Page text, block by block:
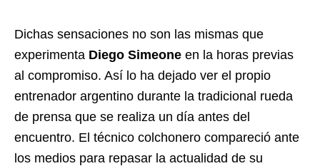
Dichas sensaciones no son las mismas que
experimenta Diego Simeone en la horas previas
al compromiso. Así lo ha dejado ver el propio
entrenador argentino durante la tradicional rueda
de prensa que se realiza un día antes del
encuentro. El técnico colchonero compareció ante
los medios para repasar la actualidad de su